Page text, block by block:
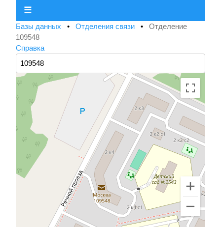
☰
Базы данных • Отделения связи • Отделение
109548
Справка